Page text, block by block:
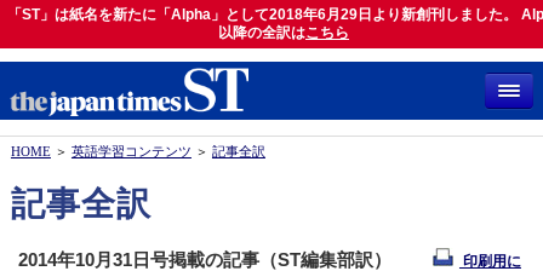
「ST」は紙名を新たに「Alpha」として2018年6月29日より新創刊しました。
以降の全訳はこちら
「ST」は紙名を新たに「Alpha」として2018年6月29日より新創刊しました。
以降の全訳はこちら
HOME＞ 英語学習コンテンツ ＞ 記事全訳
記事全訳
2014年10月31日号掲載の記事（ST編集部訳）
印刷用に